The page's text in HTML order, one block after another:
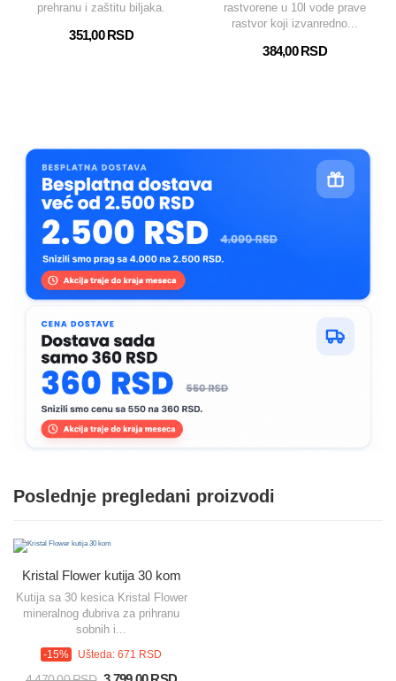
prehranu i zaštitu biljaka.
351,00 RSD
rastvorene u 10l vode prave
rastvor koji izvanredno...
384,00 RSD
Poslednje pregledani proizvodi
Kristal Flower kutija 30 kom
Kutija sa 30 kesica Kristal Flower
mineralnog đubriva za prihranu
sobnih i...
-15% Ušteda: 671 RSD